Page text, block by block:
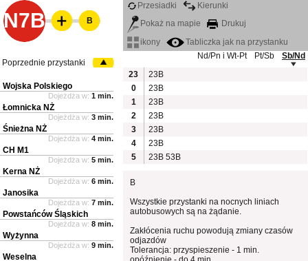
N7B
Przesiadki
Kierunki
Pokaż na mapie
Drukuj
ikony
Tabliczka jak na przystanku
Nd/Pn i Wt-Pt
Pt/Sb
Sb/Nd
23
23B
0
23B
1
23B
2
23B
3
23B
4
23B
5
23B 53B
B
Wszystkie przystanki na nocnych liniach
autobusowych są na żądanie.
Zakłócenia ruchu powodują zmiany czasów
odjazdów
Tolerancja: przyspieszenie - 1 min.
B
Poprzednie przystanki
Wojska Polskiego
Dojeżdża w: 1 min.
Łomnicka NŻ
Dojeżdża w: 3 min.
Śnieżna NŻ
Dojeżdża w: 4 min.
CH M1
Dojeżdża w: 5 min.
Kerna NŻ
Dojeżdża w: 6 min.
Janosika
Dojeżdża w: 7 min.
Powstańców Śląskich
Dojeżdża w: 8 min.
Wyżynna
Dojeżdża w: 9 min.
Weselna